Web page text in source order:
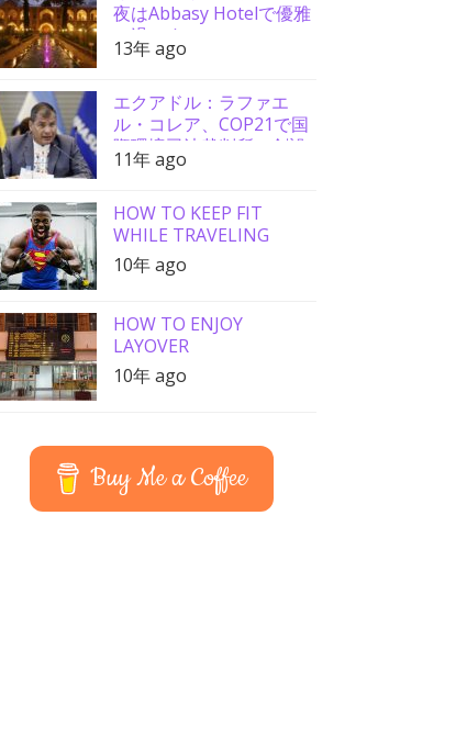
夜はAbbasy Hotelで優雅
に過ごす
13年 ago
エクアドル：ラファエ
ル・コレア、COP21で国
際環境司法裁判所の創設
を要請
11年 ago
HOW TO KEEP FIT
WHILE TRAVELING
10年 ago
HOW TO ENJOY
LAYOVER
10年 ago
Buy Me a Coffee